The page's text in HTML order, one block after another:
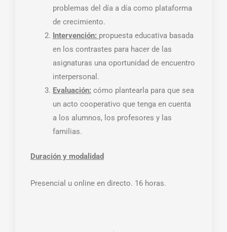
problemas del día a día como plataforma
de crecimiento.
Intervención: propuesta educativa basada
en los contrastes para hacer de las
asignaturas una oportunidad de encuentro
interpersonal.
Evaluación: cómo plantearla para que sea
un acto cooperativo que tenga en cuenta
a los alumnos, los profesores y las
familias.
Duración y modalidad
Presencial u online en directo. 16 horas.